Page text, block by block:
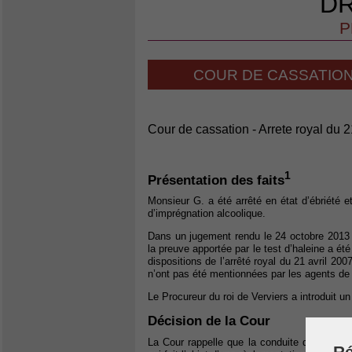
COUR DE
Cour de cassation - Arrete royal du
Présentation des faits1
Monsieur G. a été arrêté en état d’ébriété
d’imprégnation alcoolique.
Dans un jugement rendu le 24 octobre
la preuve apportée par le test d’haleine a
dispositions de l’arrêté royal du 21 avril
n’ont pas été mentionnées par les agents
Le Procureur du roi de Verviers a introduit
Décision de la Cour
La Cour rappelle que la conduite d’un